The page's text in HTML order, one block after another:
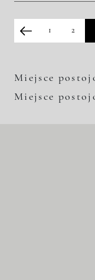
1 2
Miejsce
Miejsce